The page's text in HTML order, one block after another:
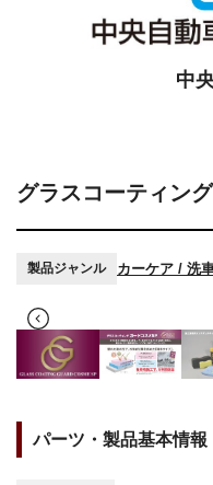
グラスコーティン
製品ジャンル カーケア / 洗
パーツ・製品基本情報
中